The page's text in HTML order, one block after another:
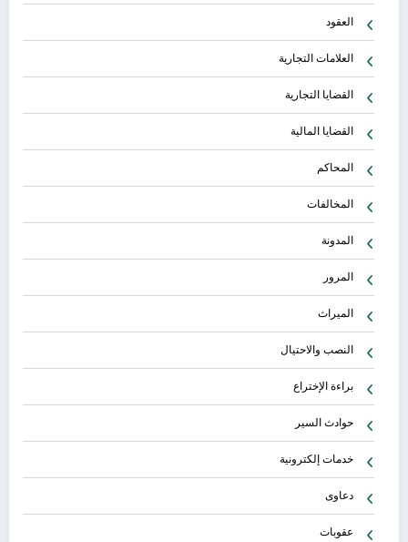
العقود
العلامات التجارية
القضايا التجارية
القضايا المالية
المحاكم
المخالفات
المدونة
المرور
الميراث
النصب والاحتيال
براءة الإختراع
حوادث السير
خدمات إلكترونية
دعاوى
عقوبات